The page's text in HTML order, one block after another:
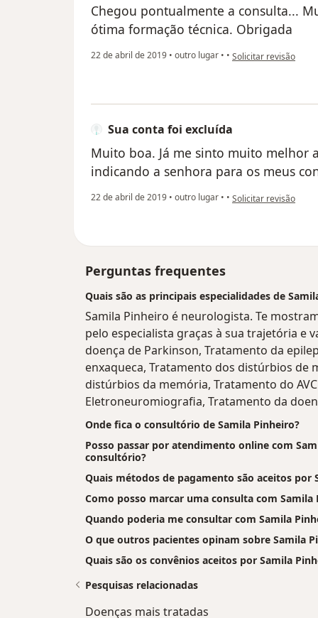
Chegou pontualmente a consulta...
ótima formação técnica. Obrigada
22 de abril de 2019 • outro lugar • • na opinião do
Solicitar revisão
Sua conta foi excluída
Muito boa. Já me sinto muito melhor
indicando a senhora para os meus
22 de abril de 2019 • outro lugar • • na opinião do
Solicitar revisão
Perguntas frequentes
Quais são as principais especialidades de
Samila Pinheiro é neurologista. Te
pelo especialista graças à sua trajetória e
doença de Parkinson, Tratamento da
enxaqueca, Tratamento dos distúrbios de
distúrbios da memória, Tratamento do
Eletroneuromiografia, Tratamento da
Onde fica o consultório de Samila Pinheiro?
Posso passar por atendimento online com
consultório?
Quais métodos de pagamento são aceitos por
Como posso marcar uma consulta com Samila
Quando poderia me consultar com Samila
O que outros pacientes opinam sobre Samila
Quais são os convênios aceitos por Samila
Pesquisas relacionadas
Doenças mais tratadas